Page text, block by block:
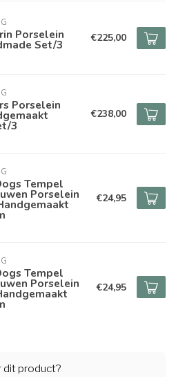
Porselein
Set/3 €225,00
Porselein
3
€238,00
Tempel
Porselein €24,95
Tempel
Porselein €24,95
dit product?